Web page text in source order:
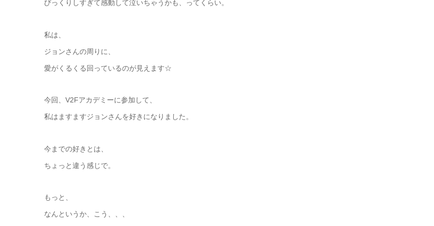
びっくりしすぎて感動して泣いちゃうかも、ってくらい。
私は、
ジョンさんの周りに、
愛がくるくる回っているのが見えます☆
今回、V2Fアカデミーに参加して、
私はますますジョンさんを好きになりました。
今までの好きとは、
ちょっと違う感じで。
もっと、
なんというか、こう、、、